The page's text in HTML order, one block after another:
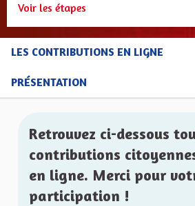
Voir les étapes
LES CONTRIBUTIONS EN LIGNE
PRÉSENTATION
Retrouvez ci-dessous
contributions
en ligne. Merci pour
participation !